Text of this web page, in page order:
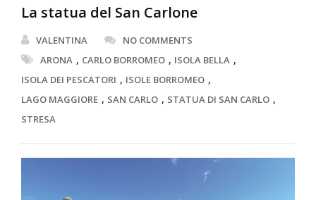
La statua del San Carlone
VALENTINA
NO COMMENTS
ARONA , CARLO BORROMEO , ISOLA BELLA ,
ISOLA DEI PESCATORI , ISOLE BORROMEO ,
LAGO MAGGIORE , SAN CARLO , STATUA DI SAN CARLO ,
STRESA